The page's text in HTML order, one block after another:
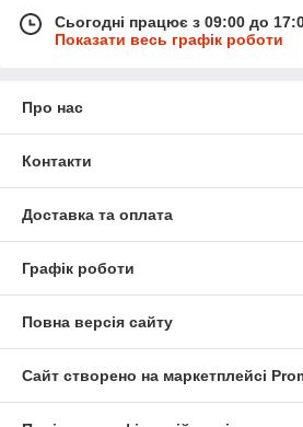
Сьогодні працює з 09:00 до
Показати весь графік роботи
Про нас
Контакти
Доставка та оплата
Графік роботи
Повна версія сайту
Сайт створено на маркетплейсі